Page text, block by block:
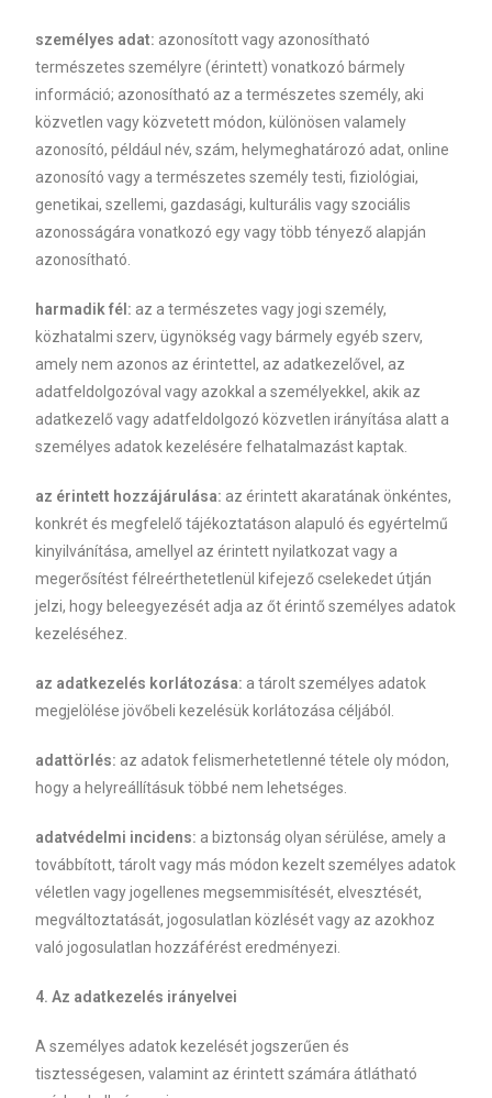
személyes adat: azonosított vagy azonosítható
természetes személyre (érintett) vonatkozó bármely
információ; azonosítható az a természetes személy, aki
közvetlen vagy közvetett módon, különösen valamely
azonosító, például név, szám, helymeghatározó adat, online
azonosító vagy a természetes személy testi, fiziológiai,
genetikai, szellemi, gazdasági, kulturális vagy szociális
azonosságára vonatkozó egy vagy több tényező alapján
azonosítható.
harmadik fél: az a természetes vagy jogi személy,
közhatalmi szerv, ügynökség vagy bármely egyéb szerv,
amely nem azonos az érintettel, az adatkezelővel, az
adatfeldolgozóval vagy azokkal a személyekkel, akik az
adatkezelő vagy adatfeldolgozó közvetlen irányítása alatt a
személyes adatok kezelésére felhatalmazást kaptak.
az érintett hozzájárulása: az érintett akaratának önkéntes,
konkrét és megfelelő tájékoztatáson alapuló és egyértelmű
kinyilvánítása, amellyel az érintett nyilatkozat vagy a
megerősítést félreérthetetlenül kifejező cselekedet útján
jelzi, hogy beleegyezését adja az őt érintő személyes adatok
kezeléséhez.
az adatkezelés korlátozása: a tárolt személyes adatok
megjelölése jövőbeli kezelésük korlátozása céljából.
adattörlés: az adatok felismerhetetlenné tétele oly módon,
hogy a helyreállításuk többé nem lehetséges.
adatvédelmi incidens: a biztonság olyan sérülése, amely a
továbbított, tárolt vagy más módon kezelt személyes adatok
véletlen vagy jogellenes megsemmisítését, elvesztését,
megváltoztatását, jogosulatlan közlését vagy az azokhoz
való jogosulatlan hozzáférést eredményezi.
4. Az adatkezelés irányelvei
A személyes adatok kezelését jogszerűen és
tisztességesen, valamint az érintett számára átlátható